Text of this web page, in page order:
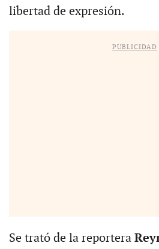
libertad de expresión.
PUBLICIDAD
Se trató de la reportera